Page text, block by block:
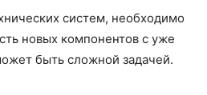
систем, необходимо
новых компонентов с уже
быть сложной задачей.